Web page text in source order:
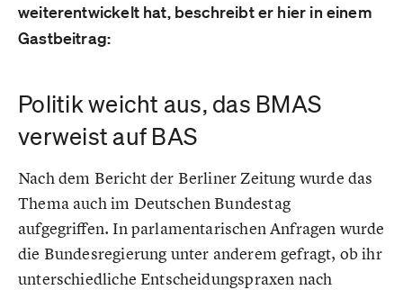
weiterentwickelt hat, beschreibt er hier in einem
Gastbeitrag:
Politik weicht aus, das BMAS
verweist auf BAS
Nach dem Bericht der Berliner Zeitung wurde das
Thema auch im Deutschen Bundestag
aufgegriffen. In parlamentarischen Anfragen wurde
die Bundesregierung unter anderem gefragt, ob ihr
unterschiedliche Entscheidungspraxen nach